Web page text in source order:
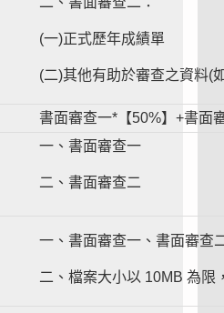
(一)正式歷年成績單
(二)其他有助於審查之資料(
書面審查一*【50%】+書面
一、書面審查一
二、書面審查二
一、書面審查一、書面審查
二、檔案大小以 10MB 為限